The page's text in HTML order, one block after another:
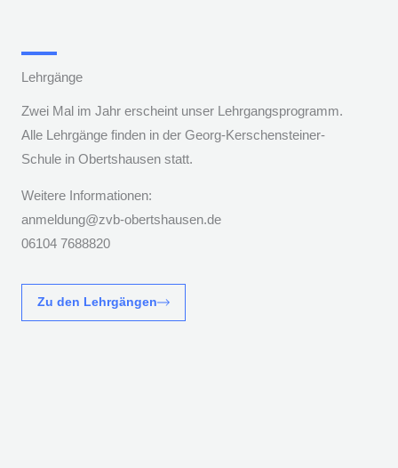
Lehrgänge
Zwei Mal im Jahr erscheint unser Lehrgangsprogramm.
Alle Lehrgänge finden in der Georg-Kerschensteiner-
Schule in Obertshausen statt.
Weitere Informationen:
anmeldung@zvb-obertshausen.de
06104 7688820
Zu den Lehrgängen